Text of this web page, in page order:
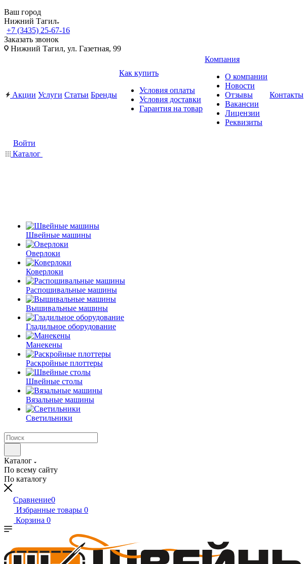
Ваш город
Нижний Тагил
+7 (3435) 25-67-16
Заказать звонок
Нижний Тагил, ул. Газетная, 99
Акции Услуги Статьи Бренды
Как купить
Условия оплаты
Условия доставки
Гарантия на товар
Компания
О компании
Новости
Отзывы
Вакансии
Лицензии
Реквизиты
Контакты
Войти
Каталог
Швейные машины
Оверлоки
Коверлоки
Распошивальные машины
Вышивальные машины
Гладильное оборудование
Манекены
Раскройные плоттеры
Швейные столы
Вязальные машины
Светильники
Каталог
По всему сайту
По каталогу
Сравнение0
Избранные товары 0
Корзина 0